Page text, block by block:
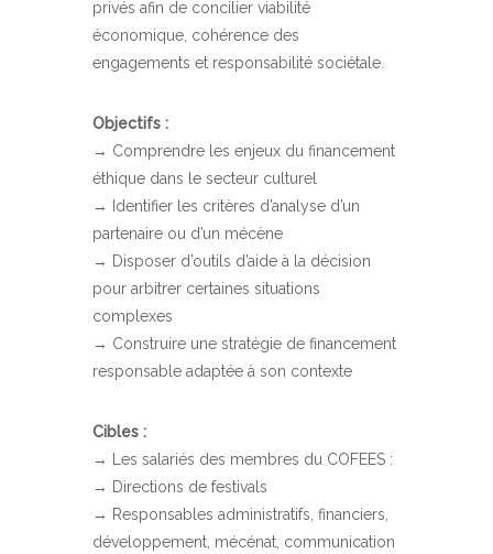
privés afin de concilier viabilité
économique, cohérence des
engagements et responsabilité sociétale.
Objectifs :
→ Comprendre les enjeux du financement
éthique dans le secteur culturel
→ Identifier les critères d’analyse d’un
partenaire ou d’un mécène
→ Disposer d’outils d’aide à la décision
pour arbitrer certaines situations
complexes
→ Construire une stratégie de financement
responsable adaptée à son contexte
Cibles :
→ Les salariés des membres du COFEES :
→ Directions de festivals
→ Responsables administratifs, financiers,
développement, mécénat, communication